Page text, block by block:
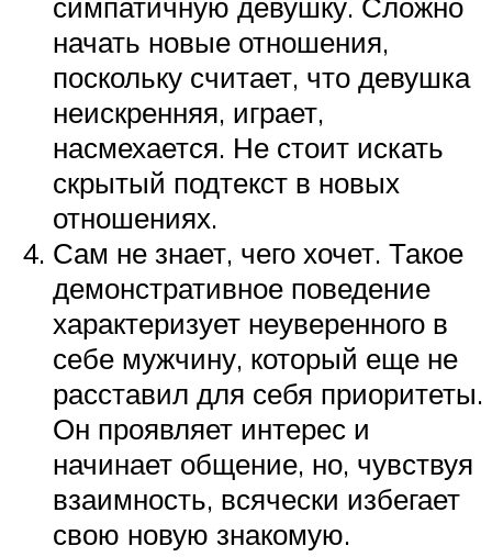
начать новые отношения,
поскольку считает, что девушка
неискренняя, играет,
насмехается. Не стоит искать
скрытый подтекст в новых
отношениях.
Сам не знает, чего хочет. Такое
демонстративное поведение
характеризует неуверенного в
себе мужчину, который еще не
расставил для себя приоритеты.
Он проявляет интерес и
начинает общение, но, чувствуя
взаимность, всячески избегает
свою новую знакомую.